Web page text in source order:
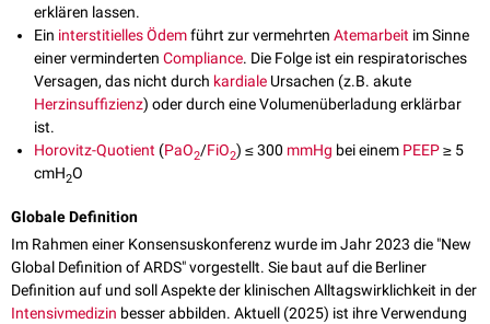
erklären lassen.
Ein interstitiellesÖdemführt zur vermehrten Atemarbeit im Sinne
einer verminderten Compliance. Die Folge ist ein respiratorisches
Versagen, das nicht durch kardiale Ursachen (z.B. akute
Herzinsuffizienz) oder durch eine Volumenüberladung erklärbar
ist.
Horovitz-Quotient (PaO2/FiO2) ≤ 300 mmHg bei einem PEEP≥ 5
cmH2O
Globale Definition
Im Rahmen einer Konsensuskonferenz wurde im Jahr 2023 die "New
Global Definition of ARDS" vorgestellt. Sie baut auf die Berliner
Definition auf und soll Aspekte der klinischen Alltagswirklichkeit in der
Intensivmedizin besser abbilden. Aktuell (2025) ist ihre Verwendung